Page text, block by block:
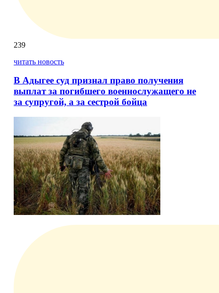
239
читать новость
В Адыгее суд признал право получения
выплат за погибшего военнослужащего не
за супругой, а за сестрой бойца